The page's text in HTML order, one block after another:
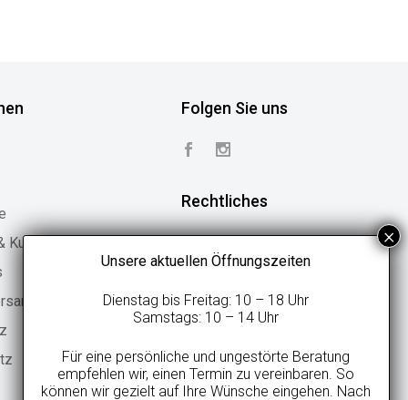
Kundenstimmen
Folgen Sie uns
Rechtliches
Geschäftsbedingungen
Online-Streitbeilegung
Impressum
Unsere aktuellen Öffnungszeiten
Dienstag bis Freitag: 10 – 18 Uhr
Samstags: 10 – 14 Uhr
Für eine persönliche und ungestörte Beratung
empfehlen wir, einen Termin zu vereinbaren. So
können wir gezielt auf Ihre Wünsche eingehen. Nach